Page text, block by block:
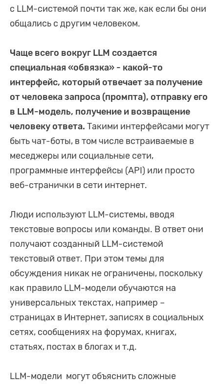
с LLM-системой почти так же, как если бы они
общались с другим человеком.
Чаще всего вокруг LLM создается
специальная «обвязка» - какой-то
интерфейс, который отвечает за получение
от человека запроса (промпта), отправку его
в LLM-модель, получение и возвращение
человеку ответа. Такими интерфейсами могут
быть чат-боты, в том числе встраиваемые в
меседжеры или социальные сети,
программные интерфейсы (API) или просто
веб-странички в сети интернет.
Люди используют LLM-системы, вводя
текстовые вопросы или команды. В ответ они
получают созданный LLM-системой
текстовый ответ. При этом темы для
обсуждения никак не ограничены, поскольку
как правило LLM-модели обучаются на
универсальных текстах, например –
страницах в Интернет, записях в социальных
сетях, сообщениях на форумах, книгах,
статьях, постах в блогах и т.д.
LLM-модели могут объяснить сложные